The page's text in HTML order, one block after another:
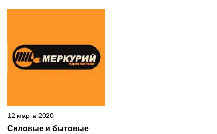
12 марта 2020
Силовые и бытовые